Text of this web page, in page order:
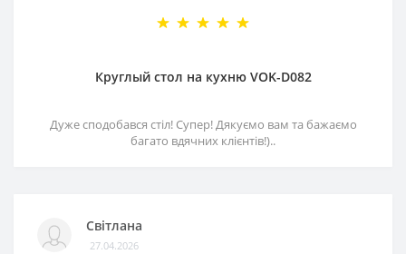
Круглый стол на кухню VOK-D082
Дуже сподобався стіл! Супер! Дякуємо вам та бажаємо
багато вдячних клієнтів!)..
Світлана
27.04.2026